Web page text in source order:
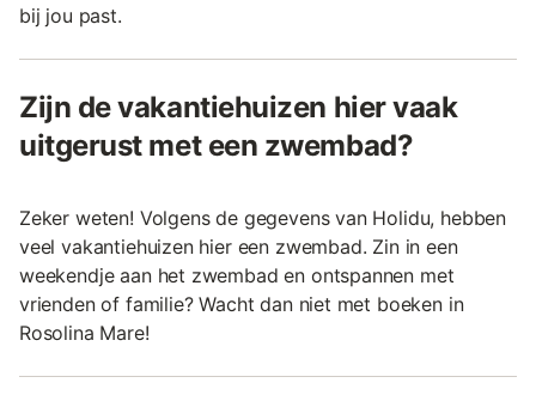
bij jou past.
Zijn de vakantiehuizen hier vaak
uitgerust met een zwembad?
Zeker weten! Volgens de gegevens van Holidu, hebben
veel vakantiehuizen hier een zwembad. Zin in een
weekendje aan het zwembad en ontspannen met
vrienden of familie? Wacht dan niet met boeken in
Rosolina Mare!